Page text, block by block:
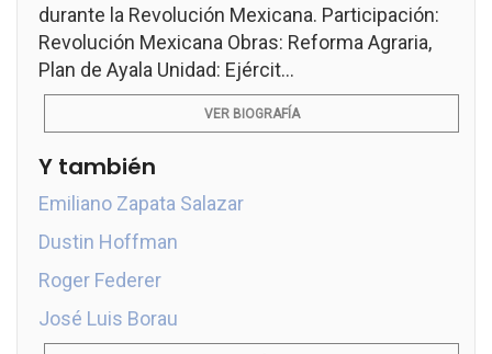
durante la Revolución Mexicana. Participación:
Revolución Mexicana Obras: Reforma Agraria,
Plan de Ayala Unidad: Ejércit...
VER BIOGRAFÍA
Y también
Emiliano Zapata Salazar
Dustin Hoffman
Roger Federer
José Luis Borau